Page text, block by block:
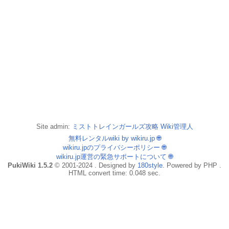
Site admin: ミストトレインガールズ攻略 Wiki管理人
無料レンタルwiki by wikiru.jp🌐
wikiru.jpのプライバシーポリシー 🌐
wikiru.jp運営の緊急サポートについて 🌐
PukiWiki 1.5.2 © 2001-2024 . Designed by 180style . Powered by PHP .
HTML convert time: 0.048 sec.